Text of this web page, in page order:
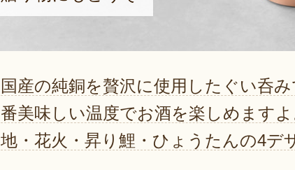
国産の純銅を贅沢に使用したぐい呑
番美味しい温度でお酒を楽しめます
地・花火・昇り鯉・ひょうたんの4デ